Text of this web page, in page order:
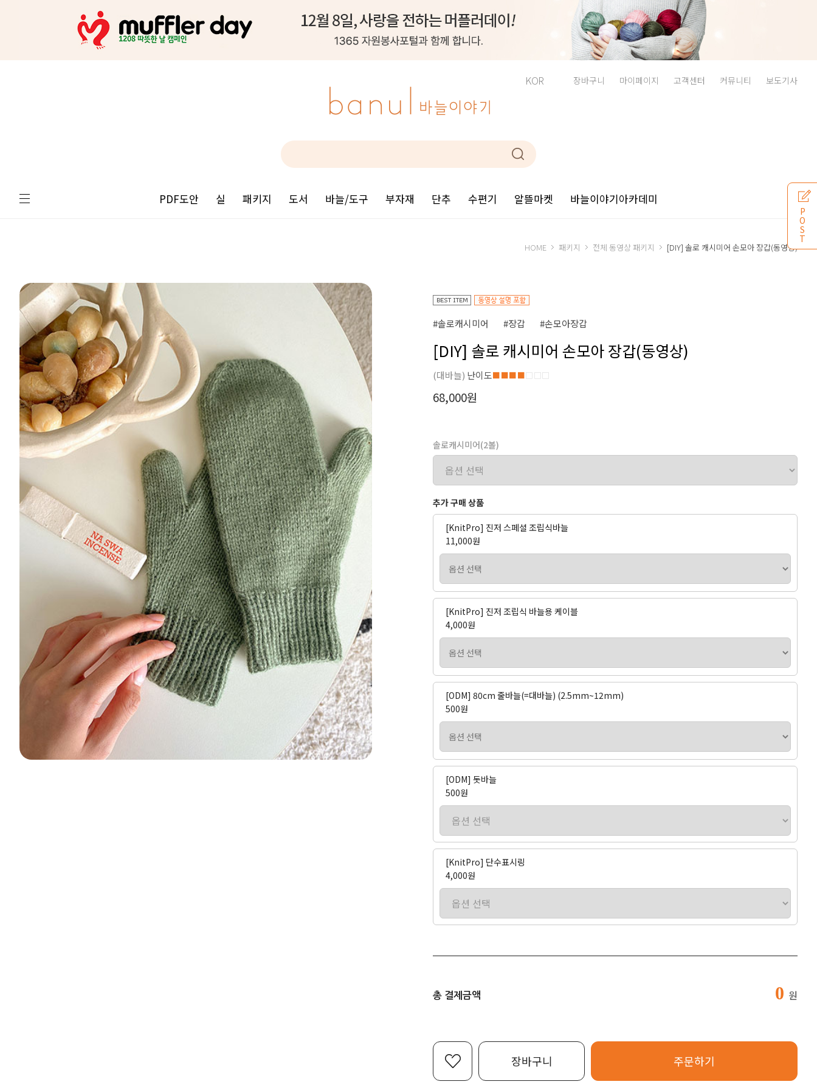
KOR 장바구니 마이페이지 고객센터 커뮤니티 보도기사
PDF도안 실 패키지 도서 바늘/도구 부자재 단추 수편기 알뜰마켓 바늘이야기아카데미
HOME 패키지 전체 동영상 패키지 [DIY] 솔로 캐시미어 손모아 장갑(동영상)
#솔로캐시미어 #장갑 #손모아장갑
[DIY] 솔로 캐시미어 손모아 장갑(동영상)
(대바늘) 난이도■■■■□□□
68,000원
솔로캐시미어(2볼)
추가 구매 상품
[KnitPro] 진저 스페셜 조립식바늘
11,000원
[KnitPro] 진저 조립식 바늘용 케이블
4,000원
[ODM] 80cm 줄바늘(=대바늘) (2.5mm~12mm)
500원
[ODM] 돗바늘
500원
[KnitPro] 단수표시링
4,000원
총 결제금액 0 원
장바구니 주문하기
P
O
S
T